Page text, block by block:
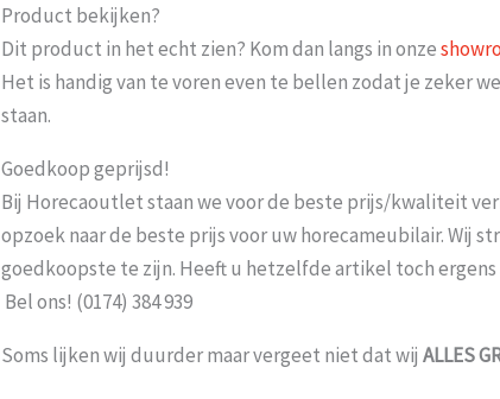
Product bekijken?
Dit product in het echt zien? Kom dan langs in onze
Het is handig van te voren even te bellen zodat je zeker
staan.
Goedkoop geprijsd!
Bij Horecaoutlet staan we voor de beste prijs/kwaliteit
opzoek naar de beste prijs voor uw horecameubilair. Wij
goedkoopste te zijn. Heeft u hetzelfde artikel toch
Bel ons! (0174) 384 939
Soms lijken wij duurder maar vergeet niet dat wij ALLES